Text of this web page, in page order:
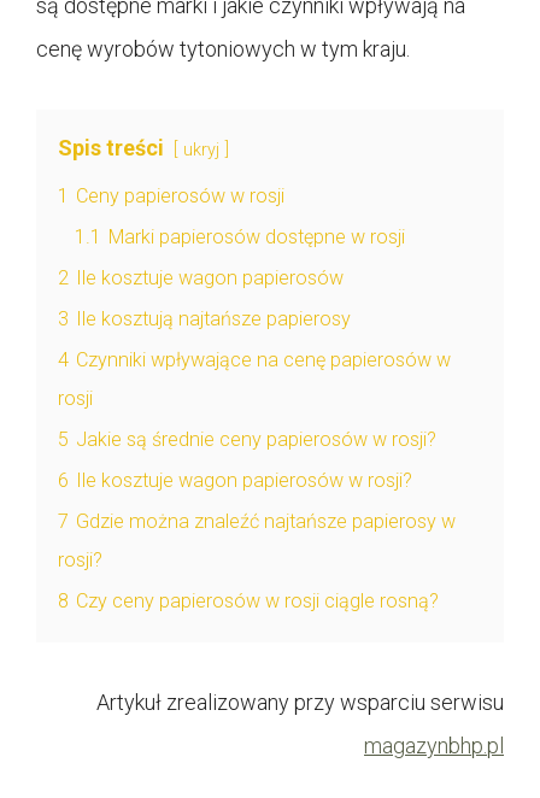
są dostępne marki i jakie czynniki wpływają na
cenę wyrobów tytoniowych w tym kraju.
Spis treści ukryj
1 Ceny papierosów w rosji
1.1
Marki papierosów dostępne w rosji
2
Ile kosztuje wagon papierosów
3
Ile kosztują najtańsze papierosy
4 Czynniki wpływające na cenę papierosów w
rosji
5 Jakie są średnie ceny papierosów w rosji?
6
Ile kosztuje wagon papierosów w rosji?
7 Gdzie można znaleźć najtańsze papierosy w
rosji?
8 Czy ceny papierosów w rosji ciągle rosną?
Artykuł zrealizowany przy wsparciu serwisu
magazynbhp.pl